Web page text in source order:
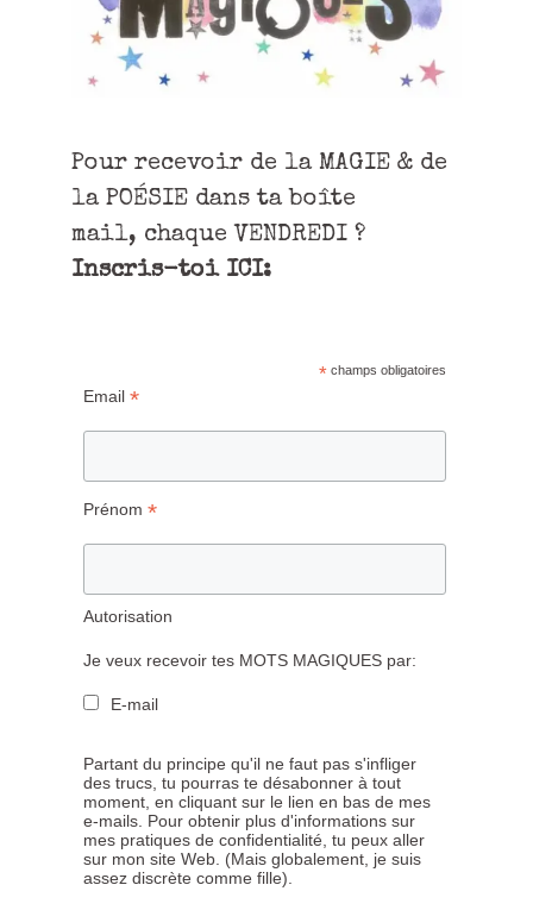
Pour recevoir de la MAGIE & de
la POÉSIE dans ta boîte
mail, chaque VENDREDI ?
Inscris-toi ICI:
* champs obligatoires
Email *
Prénom *
Autorisation
Je veux recevoir tes MOTS MAGIQUES par:
E-mail
Partant du principe qu'il ne faut pas s'infliger
des trucs, tu pourras te désabonner à tout
moment, en cliquant sur le lien en bas de mes
e-mails. Pour obtenir plus d'informations sur
mes pratiques de confidentialité, tu peux aller
sur mon site Web. (Mais globalement, je suis
assez discrète comme fille).